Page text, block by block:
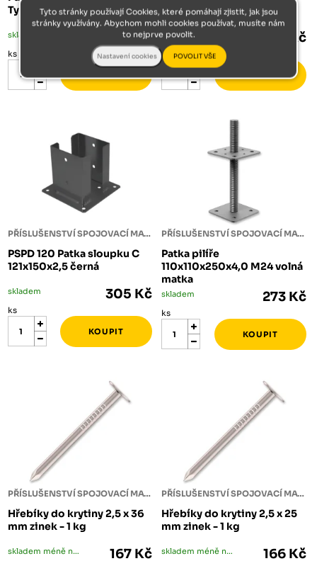
Typ U 140x120x4,0
skladem 332 Kč
ks
101x150x2,5 černá
skladem 303 Kč
ks
PŘÍSLUŠENSTVÍ SPOJOVACÍ MATERIÁL
PSPD 120 Patka sloupku C
121x150x2,5 černá
skladem 305 Kč
ks
PŘÍSLUŠENSTVÍ SPOJOVACÍ MATERIÁL
Patka pilíře
110x110x250x4,0 M24 volná
matka
skladem 273 Kč
ks
PŘÍSLUŠENSTVÍ SPOJOVACÍ MATERIÁL
Hřebíky do krytiny 2,5 x 36
mm zinek - 1 kg
skladem méně než 5 ks 167 Kč
PŘÍSLUŠENSTVÍ SPOJOVACÍ MATERIÁL
Hřebíky do krytiny 2,5 x 25
mm zinek - 1 kg
skladem méně než 5 ks 166 Kč
Tyto stránky používají Cookies, které pomáhají zjistit, jak jsou
stránky využívány. Abychom mohli cookies používat, musíte nám
to nejprve povolit.